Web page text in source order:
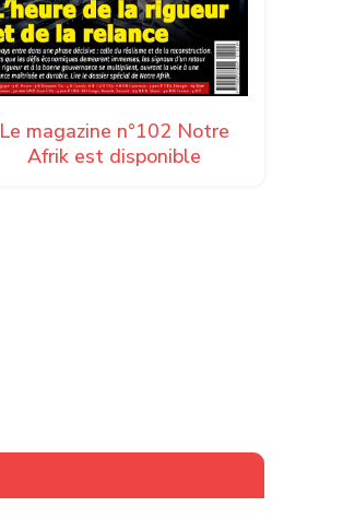
Le magazine n°102 Notre
Afrik est disponible